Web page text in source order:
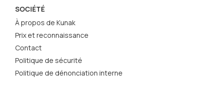
SOCIÉTÉ
À propos de Kunak
Prix et reconnaissance
Contact
Politique de sécurité
Politique de dénonciation interne